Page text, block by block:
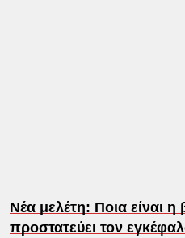
Νέα μελέτη: Ποια είναι η
προστατεύει τον